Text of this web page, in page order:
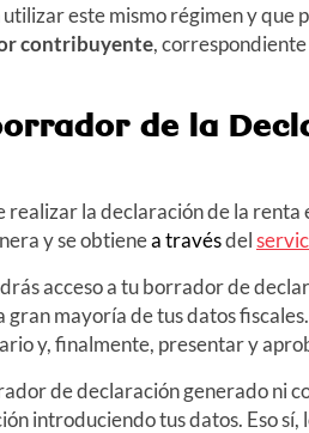
este mismo régimen y que
contribuyente,
de la
la declaración de la renta
y se obtienea travésdel
acceso a tu borrador de
mayoría de tus datos
y, finalmente, presentar y
de declaración generado ni
introduciendo tus datos. Eso sí,